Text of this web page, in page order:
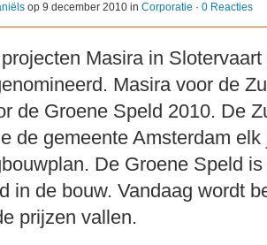
op 9 december 2010 in Corporatie · 0 Reacties
Masira in
Masira voor de
de Groene Speld 2010. De
de gemeente Amsterdam
De Groene Speld
in de bouw. Vandaag wordt
prijzen vallen.